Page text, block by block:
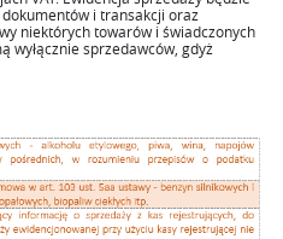
i transakcji oraz
niektórych towarów i świadczonych
wyłącznie sprzedawców, gdyż